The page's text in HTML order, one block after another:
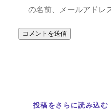
の名前、メールアドレ
投稿をさらに読み込む